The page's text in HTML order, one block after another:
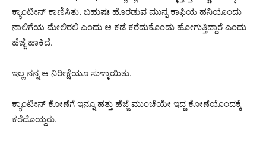
ಕ್ಯಾಂಟೀನ್ ಕಾಣಿಸಿತು. ಬಹುಷಃ ಹೊರಡುವ ಮುನ್ನ ಕಾಫಿಯ ಹನಿಯೊಂದು
ನಾಲಿಗೆಯ ಮೇಲಿರಲಿ ಎಂದು ಆ ಕಡೆ ಕರೆದುಕೊಂಡು ಹೋಗುತ್ತಿದ್ದಾರೆ ಎಂದು
ಹೆಜ್ಜೆ ಹಾಕಿದೆ.
ಇಲ್ಲ ನನ್ನ ಆ ನಿರೀಕ್ಷೆಯೂ ಸುಳ್ಳಾಯಿತು.
ಕ್ಯಾಂಟೀನ್ ಕೋಣೆಗೆ ಇನ್ನೂ ಹತ್ತು ಹೆಜ್ಜೆ ಮುಂಚೆಯೇ ಇದ್ದ ಕೋಣೆಯೊಂದಕ್ಕೆ
ಕರೆದೊಯ್ದರು.